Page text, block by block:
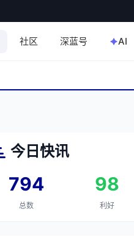
社区 深蓝号 AI
今日快讯
794
总数
98
利好